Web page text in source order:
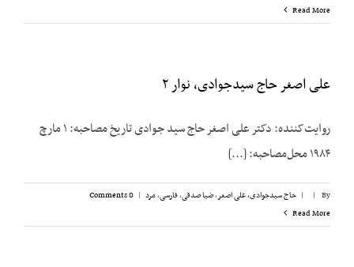
Read More
علی اصغر حاج سیدجوادی، نوار ۲
روایت‌کننده: دکتر علی اصغر حاج سید جوادی تاریخ مصاحبه: ۱ مارچ
۱۹۸۴ محل‌مصاحبه: [...]
By
|
| حاج سیدجوادی، علی اصغر,ضیا صدقی,فارسی,مرد |
0 Comments
Read More